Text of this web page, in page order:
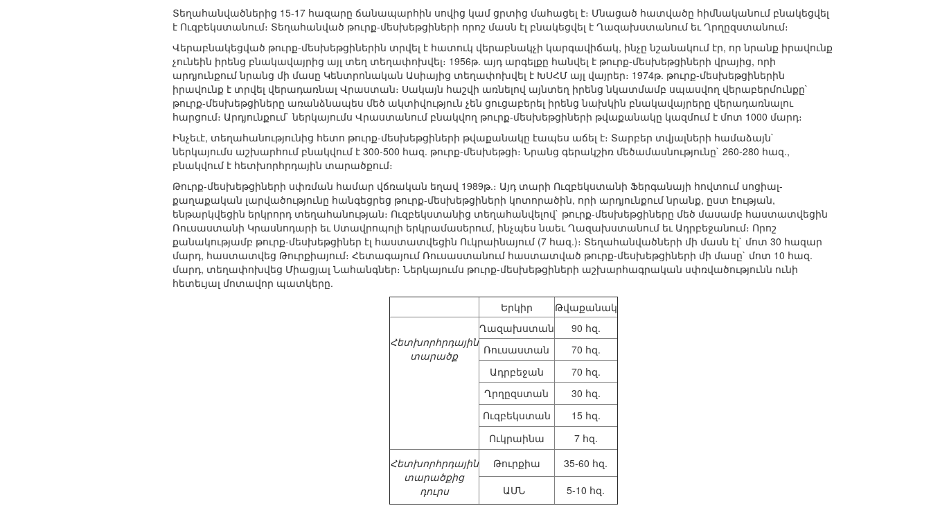
Տեղահանվածներից 15-17 հազարը ճանապարհին սովից կամ ցրտից մահացել է։ Մնացած հատվածը հիմնականում բնակեցվել
է Ուզբեկստանում։ Տեղահանված թուրք-մեսխեթցիների որոշ մասն էլ բնակեցվել է Ղազախստանում եւ Ղրղըզստանում։
Վերաբնակեցված թուրք-մեսխեթցիներին տրվել է հատուկ վերաբնակչի կարգավիճակ, ինչը նշանակում էր, որ նրանք իրավունք
չունեին իրենց բնակավայրից այլ տեղ տեղափոխվել։ 1956թ. այդ արգելքը հանվել է թուրք-մեսխեթցիների վրայից, որի
արդյունքում նրանց մի մասը Կենտրոնական Ասիայից տեղափոխվել է ԽՍՀՄ այլ վայրեր։ 1974թ. թուրք-մեսխեթցիներին
իրավունք է տրվել վերադառնալ Վրաստան։ Սակայն հաշվի առնելով այնտեղ իրենց նկատմամբ սպասվող վերաբերմունքը`
թուրք-մեսխեթցիները առանձնապես մեծ ակտիվություն չեն ցուցաբերել իրենց նախկին բնակավայրերը վերադառնալու
հարցում։ Արդյունքում` ներկայումս Վրաստանում բնակվող թուրք-մեսխեթցիների թվաքանակը կազմում է մոտ 1000 մարդ։
Ինչեւէ, տեղահանությունից հետո թուրք-մեսխեթցիների թվաքանակը էապես աճել է։ Տարբեր տվյալների համաձայն`
ներկայումս աշխարհում բնակվում է 300-500 հազ. թուրք-մեսխեթցի։ Նրանց գերակշիռ մեծամասնությունը` 260-280 հազ.,
բնակվում է հետխորհրդային տարածքում։
Թուրք-մեսխեթցիների սփռման համար վճռական եղավ 1989թ.։ Այդ տարի Ուզբեկստանի Ֆերգանայի հովտում սոցիալ-
քաղաքական լարվածությունը հանգեցրեց թուրք-մեսխեթցիների կոտորածին, որի արդյունքում նրանք, ըստ էության,
ենթարկվեցին երկրորդ տեղահանության։ Ուզբեկստանից տեղահանվելով` թուրք-մեսխեթցիները մեծ մասամբ հաստատվեցին
Ռուսաստանի Կրասնոդարի եւ Ստավրոպոլի երկրամասերում, ինչպես նաեւ Ղազախստանում եւ Ադրբեջանում։ Որոշ
քանակությամբ թուրք-մեսխեթցիներ էլ հաստատվեցին Ուկրաինայում (7 հազ.)։ Տեղահանվածների մի մասն էլ` մոտ 30 հազար
մարդ, հաստատվեց Թուրքիայում։ Հետագայում Ռուսաստանում հաստատված թուրք-մեսխեթցիների մի մասը` մոտ 10 հազ.
մարդ, տեղափոխվեց Միացյալ Նահանգներ։ Ներկայումս թուրք-մեսխեթցիների աշխարհագրական սփռվածությունն ունի
հետեւյալ մոտավոր պատկերը.
Երկիր
Թվաքանակ
Հետխորհրդային
տարածք
Ղազախստան
90 հզ.
Ռուսաստան
70 հզ.
Ադրբեջան
70 հզ.
Ղրղըզստան
30 հզ.
Ուզբեկստան
15 հզ.
Ուկրաինա
7 հզ.
Հետխորհրդային
տարածքից
դուրս
Թուրքիա
35-60 հզ.
ԱՄՆ
5-10 հզ.